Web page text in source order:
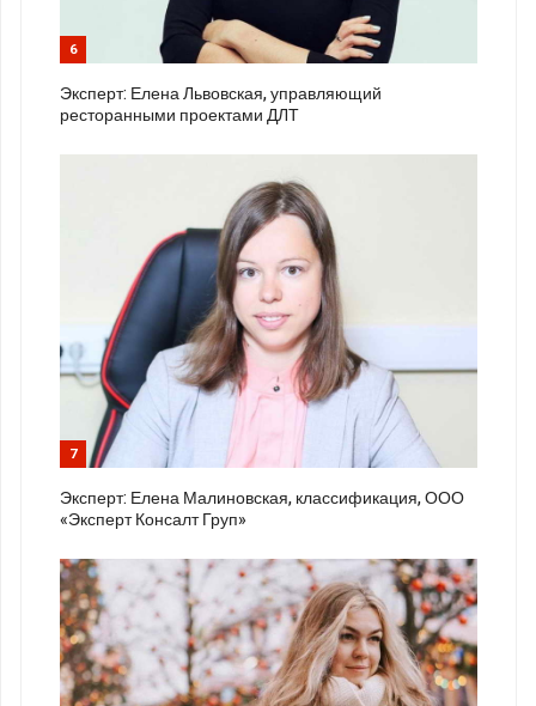
6
Эксперт: Елена Львовская, управляющий
ресторанными проектами ДЛТ
7
Эксперт: Елена Малиновская, классификация, ООО
«Эксперт Консалт Груп»